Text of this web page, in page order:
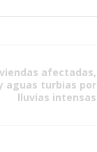
afectadas,
aguas turbias por
lluvias intensas